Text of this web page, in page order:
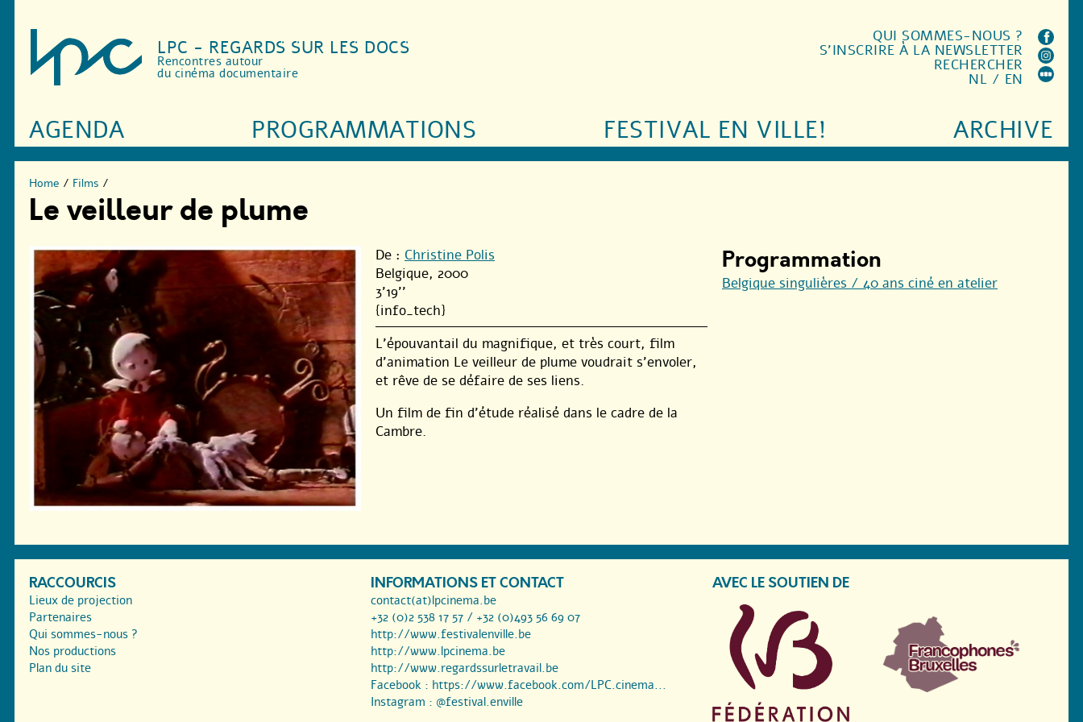
LPC - REGARDS SUR LES DOCS
Rencontres autour
du cinéma documentaire
AGENDA PROGRAMMATIONS FESTIVAL EN VILLE! ARCHIVE
QUI SOMMES-NOUS ?
S'INSCRIRE À LA NEWSLETTER
RECHERCHER
NL / EN
Home / Films /
Le veilleur de plume
De : Christine Polis
Belgique, 2000
3'19''
{info_tech}
L’épouvantail du magnifique, et très court, film
d’animation Le veilleur de plume voudrait s’envoler,
et rêve de se défaire de ses liens.
Un film de fin d’étude réalisé dans le cadre de la
Cambre.
Programmation
Belgique singulières / 40 ans ciné en atelier
RACCOURCIS
Lieux de projection
Partenaires
Qui sommes-nous ?
Nos productions
Plan du site
INFORMATIONS ET CONTACT
contact(at)lpcinema.be
+32 (0)2 538 17 57 / +32 (0)493 56 69 07
http://www.festivalenville.be
http://www.lpcinema.be
http://www.regardssurletravail.be
Facebook : https://www.facebook.com/LPC.cinema...
Instagram : @festival.enville
AVEC LE SOUTIEN DE